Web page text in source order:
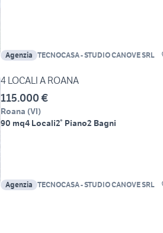
Agenzia TECNOCASA - STUDIO CANOVE SRL
4 LOCALI A ROANA
115.000 €
Roana (VI)
90 mq4 Locali2° Piano2 Bagni
Agenzia TECNOCASA - STUDIO CANOVE SRL